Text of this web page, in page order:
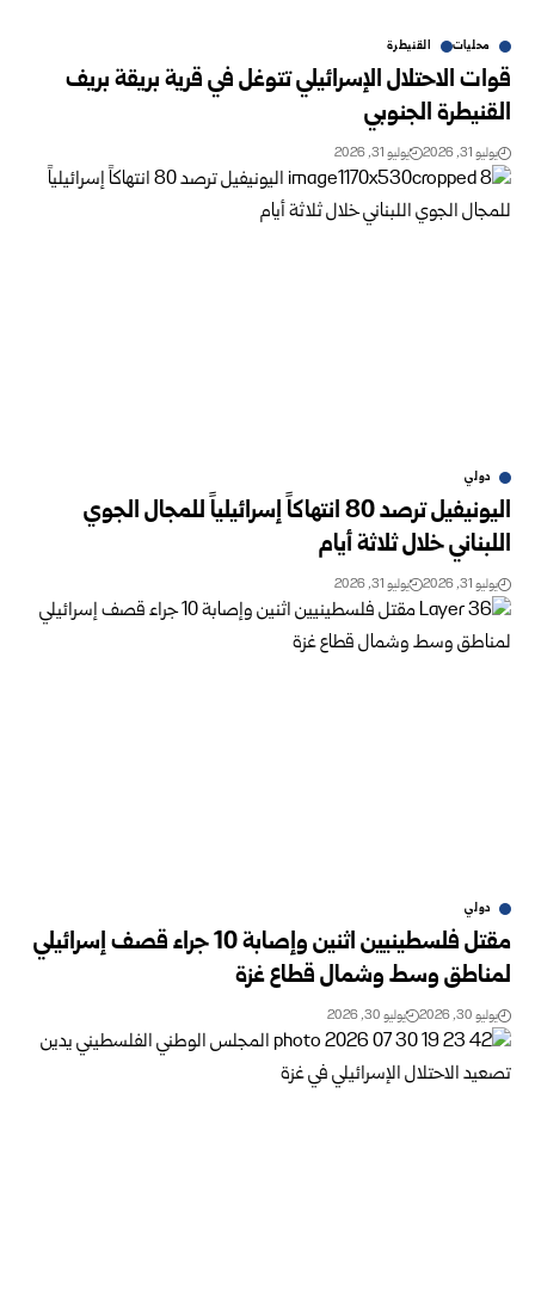
محليات القنيطرة
قوات الاحتلال الإسرائيلي تتوغل في قرية بريقة بريف
القنيطرة الجنوبي
يوليو 31, 2026 يوليو 31, 2026
دولي
اليونيفيل ترصد 80 انتهاكاً إسرائيلياً للمجال الجوي
اللبناني خلال ثلاثة أيام
يوليو 31, 2026 يوليو 31, 2026
دولي
مقتل فلسطينيين اثنين وإصابة 10 جراء قصف إسرائيلي
لمناطق وسط وشمال قطاع غزة
يوليو 30, 2026 يوليو 30, 2026